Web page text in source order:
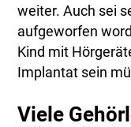
weiter. Auch sei
aufgeworfen
Kind mit
Implantat sein
Viele